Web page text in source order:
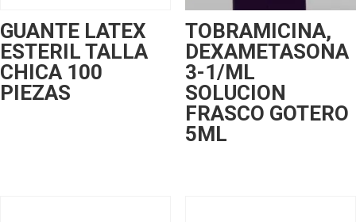
GUANTE LATEX
ESTERIL TALLA
CHICA 100
PIEZAS
TOBRAMICINA,
DEXAMETASONA
3-1/ML
SOLUCION
FRASCO GOTERO
5ML